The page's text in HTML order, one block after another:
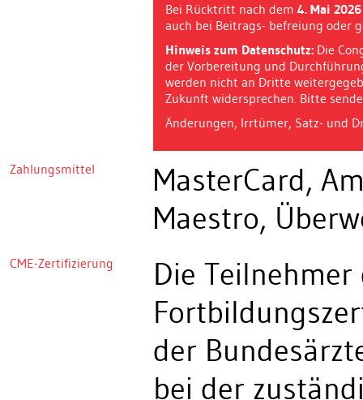
Bei Rücktritt nach dem 4. Mai 2026
auch bei Beitrags- befreiung oder
Hinweis zum Datenschutz: Die
der Vorbereitung und
werden nicht an Dritte
Zukunft widersprechen. Bitte
Änderungen, Irrtümer, Satz- und
Zahlungsmittel
MasterCard,
Maestro,
CME-Zertifizierung
Die
der
bei der